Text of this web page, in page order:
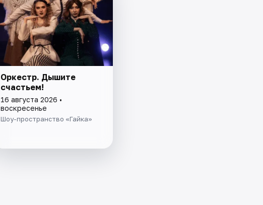
Оркестр. Дышите
счастьем!
16 августа 2026 •
воскресенье
Шоу-пространство «Гайка»